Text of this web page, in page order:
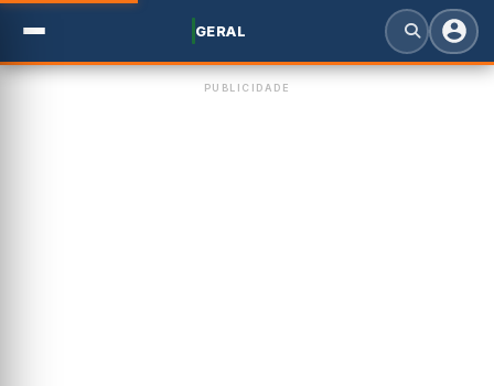
GERAL
PUBLICIDADE